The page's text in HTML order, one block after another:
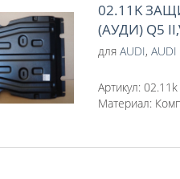
02.11K
(АУДИ) Q5
для AUDI, AUDI
Артикул: 02.11k
Материал: